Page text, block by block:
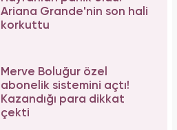
Ariana Grande'nin son hali
korkuttu
Merve Boluğur özel
abonelik sistemini açtı!
Kazandığı para dikkat
çekti